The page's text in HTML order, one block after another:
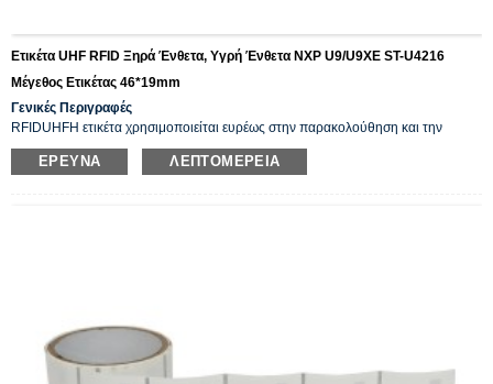
Ετικέτα UHF RFID Ξηρά Ένθετα, Υγρή Ένθετα NXP U9/U9XE ST-U4216
Μέγεθος Ετικέτας 46*19mm
Γενικές Περιγραφές
RFIDUHFΗ ετικέτα χρησιμοποιείται ευρέως στην παρακολούθηση και την
αναγνώριση περιουσιακών στοιχείων, στη διαχείριση αποθήκης
ένδυσης, διαχείριση logistics, λιανικές επιχειρήσεις κ.λπ. Συσκευάζεται σε ρολό
ΈΡΕΥΝΑ ΛΕΠΤΟΜΈΡΕΙΑ